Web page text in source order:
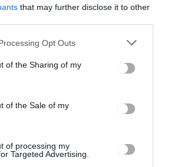
that may further disclose it to other
Opt Outs
of the Sharing of my
of the Sale of my
of processing my
Targeted Advertising.
a Marosvásárhely
Napok egyik
eseménye volt a